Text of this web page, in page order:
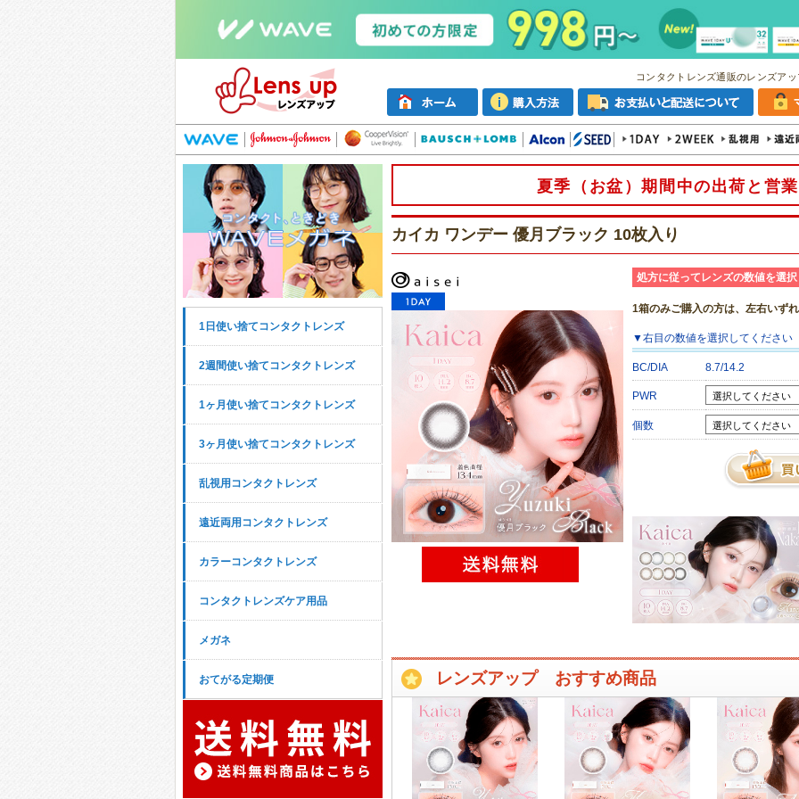
コンタクトレンズ通販のレンズア
1日使い捨てコンタクトレンズ
2週間使い捨てコンタクトレンズ
1ヶ月使い捨てコンタクトレンズ
3ヶ月使い捨てコンタクトレンズ
乱視用コンタクトレンズ
遠近両用コンタクトレンズ
カラーコンタクトレンズ
コンタクトレンズケア用品
メガネ
おてがる定期便
夏季（お盆）期間中の出荷と営
カイカ ワンデー 優月ブラック 10枚入り
処方に従ってレンズの数値を選
1箱のみご購入の方は、左右いず
▼右目の数値を選択してください
BC/DIA 8.7/14.2
PWR
個数
レンズアップ おすすめ商品